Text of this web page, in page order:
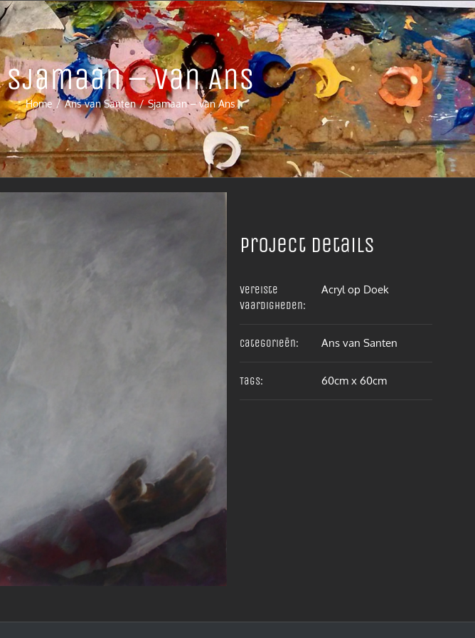
Sjamaan – van Ans
Home Ans van Santen Sjamaan – van Ans
Project details
Vereiste
vaardigheden:
Acryl op Doek
Categorieën: Ans van Santen
Tags: 60cm x 60cm